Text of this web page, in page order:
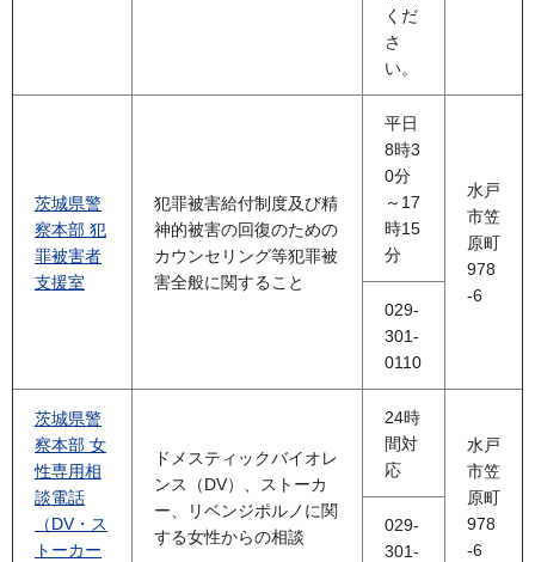
くだ
さ
い。
茨城県警
察本部 犯
罪被害者
支援室
犯罪被害給付制度及び精
神的被害の回復のための
カウンセリング等犯罪被
害全般に関すること
平日
8時3
0分
～17
時15
分
水戸
市笠
原町
978
-6
029-
301-
0110
茨城県警
察本部 女
性専用相
談電話
（DV・ス
トーカー
ドメスティックバイオレ
ンス（DV）、ストーカ
ー、リベンジポルノに関
する女性からの相談
24時
間対
応
水戸
市笠
原町
978
-6
029-
301-